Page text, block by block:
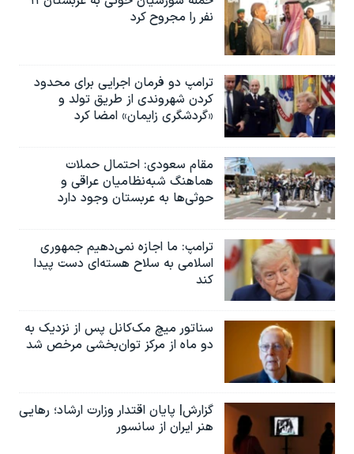
نرگس محمدی برنده جایزه نوبل صلح
همایش محافظه‌کاران آمریکا «سی‌پک»
صفحه‌های ویژه
سفر پرزیدنت ترامپ به چین
نفر را مجروح کرد
ترامپ دو فرمان اجرایی برای محدود
کردن شهروندی از طریق تولد و
«گردشگری زایمان» امضا کرد
مقام سعودی: احتمال حملات
هماهنگ شبه‌نظامیان عراقی و
حوثی‌ها به عربستان وجود دارد
ترامپ: ما اجازه نمی‌دهیم جمهوری
اسلامی به سلاح هسته‌ای دست پیدا
کند
سناتور میچ مک‌کانل پس از نزدیک به
دو ماه از مرکز توان‌بخشی مرخص شد
گزارش| پایان اقتدار وزارت ارشاد؛ رهایی
هنر ایران از سانسور